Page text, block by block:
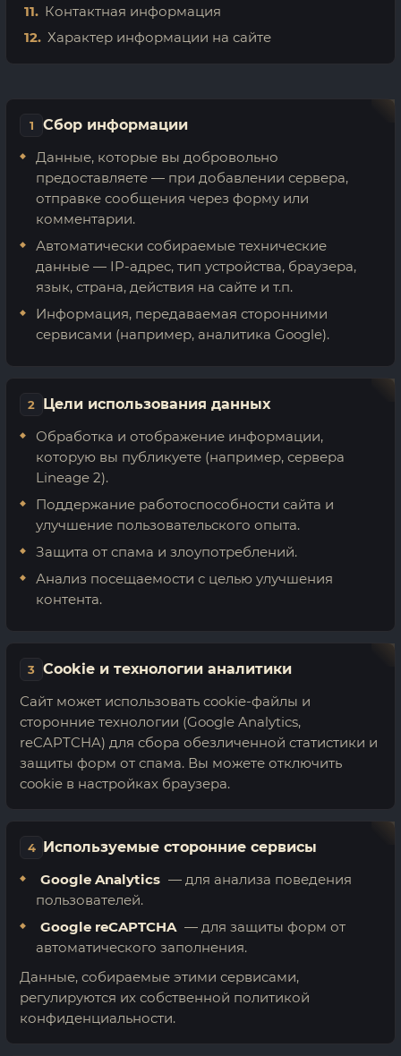
Контактная информация
Характер информации на сайте
1 Сбор информации
Данные, которые вы добровольно
предоставляете — при добавлении сервера,
отправке сообщения через форму или
комментарии.
Автоматически собираемые технические
данные — IP-адрес, тип устройства, браузера,
язык, страна, действия на сайте и т.п.
Информация, передаваемая сторонними
сервисами (например, аналитика Google).
2 Цели использования данных
Обработка и отображение информации,
которую вы публикуете (например, сервера
Lineage 2).
Поддержание работоспособности сайта и
улучшение пользовательского опыта.
Защита от спама и злоупотреблений.
Анализ посещаемости с целью улучшения
контента.
3 Cookie и технологии аналитики
Сайт может использовать cookie-файлы и
сторонние технологии (Google Analytics,
reCAPTCHA) для сбора обезличенной статистики и
защиты форм от спама. Вы можете отключить
cookie в настройках браузера.
4 Используемые сторонние сервисы
Google Analytics — для анализа поведения
пользователей.
Google reCAPTCHA — для защиты форм от
автоматического заполнения.
Данные, собираемые этими сервисами,
регулируются их собственной политикой
конфиденциальности.